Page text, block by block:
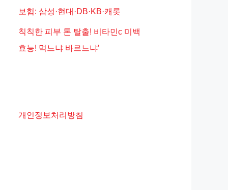
보험: 삼성·현대·DB·KB·캐롯
칙칙한 피부 톤 탈출! 비타민c 미백
효능! 먹느냐 바르느냐’
개인정보처리방침